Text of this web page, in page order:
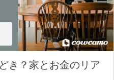
き？家とお金のリア